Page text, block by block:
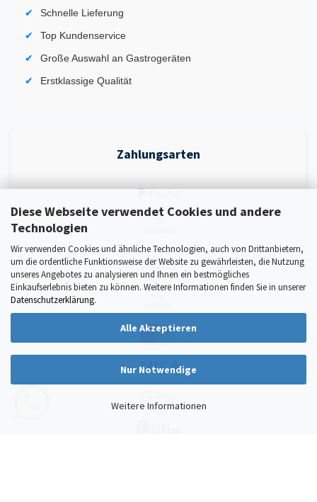
Diese Webseite verwendet Cookies und andere
Technologien
Wir verwenden Cookies und ähnliche Technologien, auch von Drittanbietern,
um die ordentliche Funktionsweise der Website zu gewährleisten, die Nutzung
unseres Angebotes zu analysieren und Ihnen ein bestmögliches
Einkaufserlebnis bieten zu können. Weitere Informationen finden Sie in unserer
Datenschutzerklärung.
Alle Akzeptieren
Nur Notwendige
Weitere Informationen
Schnelle Lieferung
Top Kundenservice
Große Auswahl an Gastrogeräten
Erstklassige Qualität
Zahlungsarten